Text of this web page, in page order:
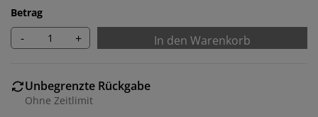
Betrag
- + In den Warenkorb
Unbegrenzte Rückgabe
Ohne Zeitlimit